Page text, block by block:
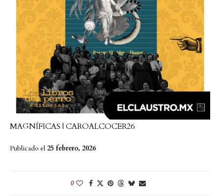
MAGNÍFICAS | CAROALCOCER26
Publicado el 25 febrero, 2026
0